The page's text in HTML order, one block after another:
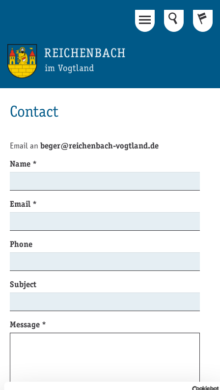
Contact
Email an beger@reichenbach-vogtland.de
Name *
Email *
Phone
Subject
Message *